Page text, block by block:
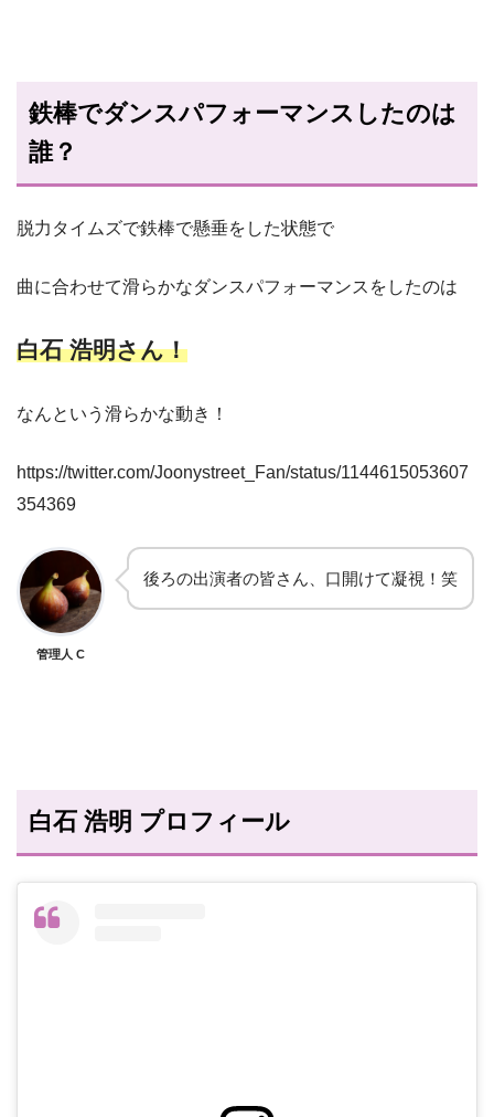
鉄棒でダンスパフォーマンスしたのは
誰？
脱力タイムズで鉄棒で懸垂をした状態で
曲に合わせて滑らかなダンスパフォーマンスをしたのは
白石 浩明さん！
なんという滑らかな動き！
https://twitter.com/Joonystreet_Fan/status/1144615053607
354369
管理人 C
後ろの出演者の皆さん、口開けて凝視！笑
白石 浩明 プロフィール